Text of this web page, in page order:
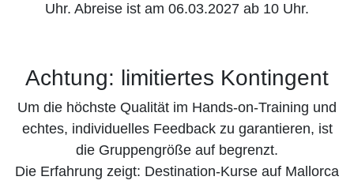
Uhr. Abreise ist am 06.03.2027 ab 10 Uhr.
Achtung: limitiertes Kontingent
Um die höchste Qualität im Hands-on-Training und
echtes, individuelles Feedback zu garantieren, ist
die Gruppengröße auf begrenzt.
Die Erfahrung zeigt: Destination-Kurse auf Mallorca